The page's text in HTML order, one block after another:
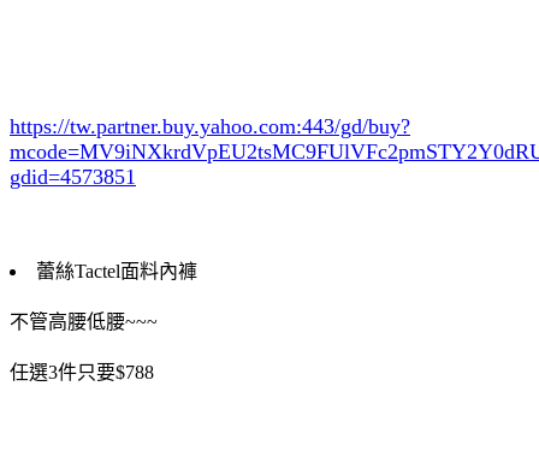
https://tw.partner.buy.yahoo.com:443/gd/buy?
gdid=4573851
蕾絲Tactel面料內褲
不管高腰低腰~~~
任選3件只要$788